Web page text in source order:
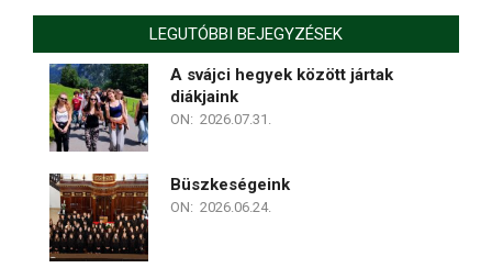
LEGUTÓBBI BEJEGYZÉSEK
A svájci hegyek között jártak
diákjaink
ON: 2026.07.31.
Büszkeségeink
ON: 2026.06.24.